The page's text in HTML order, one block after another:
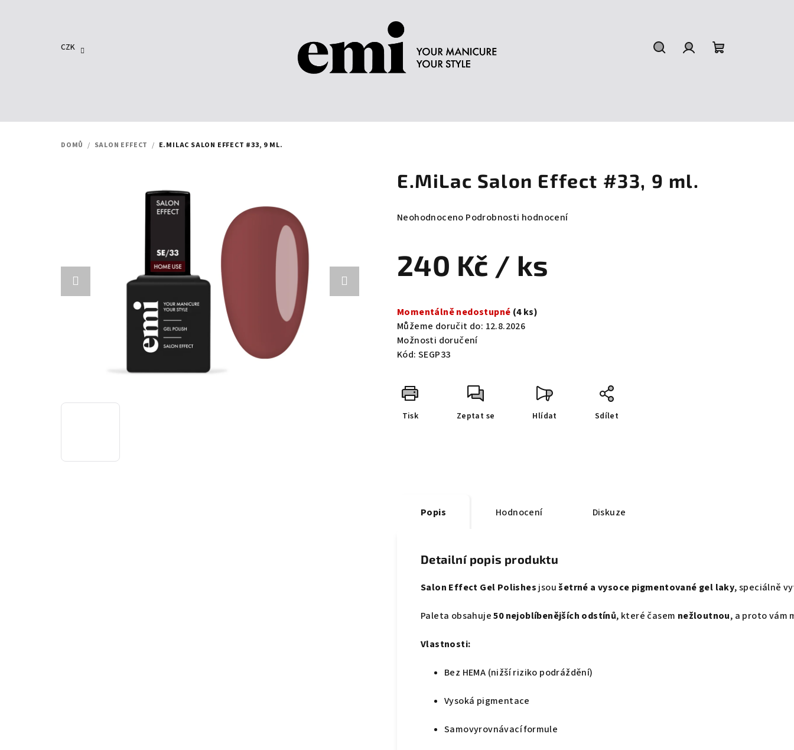
CZK
DOMŮ / SALON EFFECT / E.MILAC SALON EFFECT #33, 9 ML.
E.MiLac Salon Effect #33, 9 ml.
Průměrné
je
0,0
hvězdiček.
Neohodnoceno Podrobnosti hodnocení
240 Kč / ks
cena:
Momentálně nedostupné (4 ks)
Můžeme doručit do: 12.8.2026
Možnosti doručení
Kód: SEGP33
Tisk Zeptat se Hlídat Sdílet
Popis Hodnocení Diskuze
Detailní popis produktu
Salon Effect Gel Polishes jsoušetrné a vysoce pigmentované gel laky, speciálně
Paleta obsahuje50 nejoblíbenějších odstínů, které časem nežloutnou, a proto vám
Vlastnosti:
Bez HEMA (nižší riziko podráždění)
Vysoká pigmentace
Samovyrovnávací formule